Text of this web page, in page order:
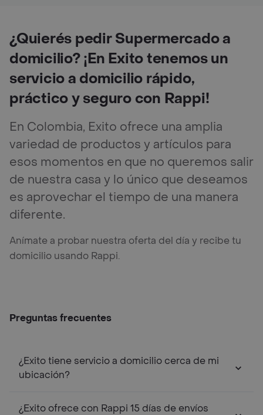
¿Quierés pedir Supermercado a
domicilio? ¡En Exito tenemos un
servicio a domicilio rápido,
práctico y seguro con Rappi!
En Colombia, Exito ofrece una amplia
variedad de productos y artículos para
esos momentos en que no queremos salir
de nuestra casa y lo único que deseamos
es aprovechar el tiempo de una manera
diferente.
Anímate a probar nuestra oferta del día y recibe tu
domicilio usando Rappi.
Preguntas frecuentes
¿Exito tiene servicio a domicilio cerca de mi
ubicación?
¿Exito ofrece con Rappi 15 días de envíos